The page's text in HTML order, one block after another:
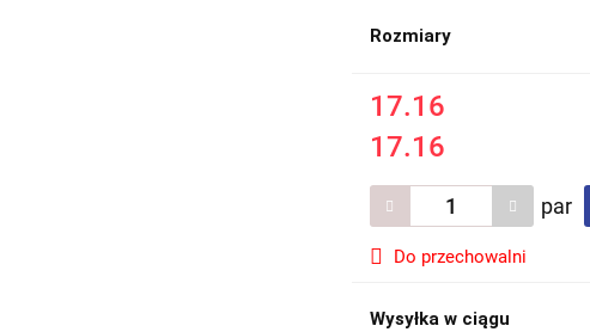
Rozmiary
17.16
17.16
par
Do przechowalni
Wysyłka w ciągu